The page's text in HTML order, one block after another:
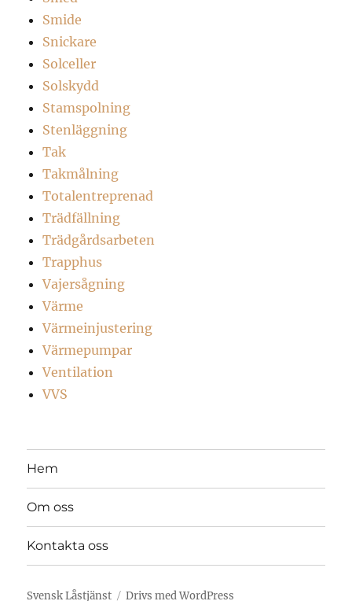
Smide
Snickare
Solceller
Solskydd
Stamspolning
Stenläggning
Tak
Takmålning
Totalentreprenad
Trädfällning
Trädgårdsarbeten
Trapphus
Vajersågning
Värme
Värmeinjustering
Värmepumpar
Ventilation
VVS
Hem
Om oss
Kontakta oss
Svensk Låstjänst Drivs med WordPress